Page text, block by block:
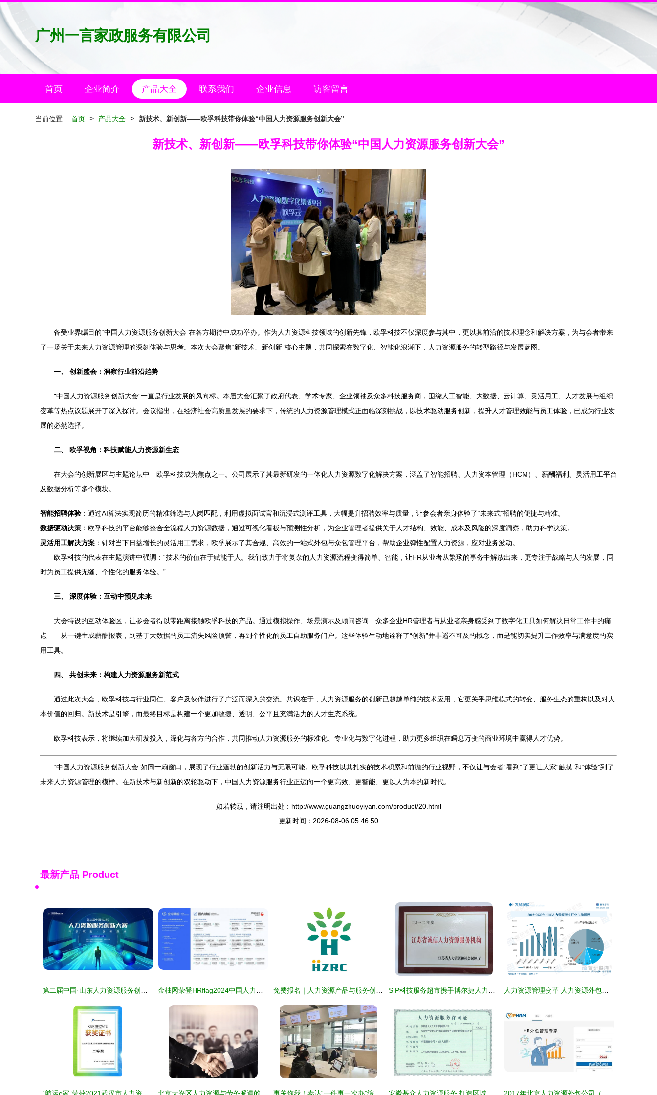
广州一言家政服务有限公司
首页 企业简介 产品大全 联系我们 企业信息 访客留言
当前位置： 首页 > 产品大全 > 新技术、新创新——欧孚科技带你体验“中国人力资源服务创新大会”
新技术、新创新——欧孚科技带你体验“中国人力资源服务创新大会”
备受业界瞩目的“中国人力资源服务创新大会”在各方期待中成功举办。作为人力资源科技领域的创新先锋，欧孚科技不仅深度参与其中，更以其前沿的技术理念和解决方案，为与会者带来
了一场关于未来人力资源管理的深刻体验与思考。本次大会聚焦“新技术、新创新”核心主题，共同探索在数字化、智能化浪潮下，人力资源服务的转型路径与发展蓝图。
一、 创新盛会：洞察行业前沿趋势
“中国人力资源服务创新大会”一直是行业发展的风向标。本届大会汇聚了政府代表、学术专家、企业领袖及众多科技服务商，围绕人工智能、大数据、云计算、灵活用工、人才发展与组织
变革等热点议题展开了深入探讨。会议指出，在经济社会高质量发展的要求下，传统的人力资源管理模式正面临深刻挑战，以技术驱动服务创新，提升人才管理效能与员工体验，已成为行业发
展的必然选择。
二、 欧孚视角：科技赋能人力资源新生态
在大会的创新展区与主题论坛中，欧孚科技成为焦点之一。公司展示了其最新研发的一体化人力资源数字化解决方案，涵盖了智能招聘、人力资本管理（HCM）、薪酬福利、灵活用工平台
及数据分析等多个模块。
智能招聘体验 ：通过AI算法实现简历的精准筛选与人岗匹配，利用虚拟面试官和沉浸式测评工具，大幅提升招聘效率与质量，让参会者亲身体验了“未来式”招聘的便捷与精准。
数据驱动决策 ：欧孚科技的平台能够整合全流程人力资源数据，通过可视化看板与预测性分析，为企业管理者提供关于人才结构、效能、成本及风险的深度洞察，助力科学决策。
灵活用工解决方案 ：针对当下日益增长的灵活用工需求，欧孚展示了其合规、高效的一站式外包与众包管理平台，帮助企业弹性配置人力资源，应对业务波动。
欧孚科技的代表在主题演讲中强调：“技术的价值在于赋能于人。我们致力于将复杂的人力资源流程变得简单、智能，让HR从业者从繁琐的事务中解放出来，更专注于战略与人的发展，同
时为员工提供无缝、个性化的服务体验。”
三、 深度体验：互动中预见未来
大会特设的互动体验区，让参会者得以零距离接触欧孚科技的产品。通过模拟操作、场景演示及顾问咨询，众多企业HR管理者与从业者亲身感受到了数字化工具如何解决日常工作中的痛
点——从一键生成薪酬报表，到基于大数据的员工流失风险预警，再到个性化的员工自助服务门户。这些体验生动地诠释了“创新”并非遥不可及的概念，而是能切实提升工作效率与满意度的实
用工具。
四、 共创未来：构建人力资源服务新范式
通过此次大会，欧孚科技与行业同仁、客户及伙伴进行了广泛而深入的交流。共识在于，人力资源服务的创新已超越单纯的技术应用，它更关乎思维模式的转变、服务生态的重构以及对人
本价值的回归。新技术是引擎，而最终目标是构建一个更加敏捷、透明、公平且充满活力的人才生态系统。
欧孚科技表示，将继续加大研发投入，深化与各方的合作，共同推动人力资源服务的标准化、专业化与数字化进程，助力更多组织在瞬息万变的商业环境中赢得人才优势。
“中国人力资源服务创新大会”如同一扇窗口，展现了行业蓬勃的创新活力与无限可能。欧孚科技以其扎实的技术积累和前瞻的行业视野，不仅让与会者“看到”了更让大家“触摸”和“体验”到了
未来人力资源管理的模样。在新技术与新创新的双轮驱动下，中国人力资源服务行业正迈向一个更高效、更智能、更以人为本的新时代。
如若转载，请注明出处：http://www.guangzhuoyiyan.com/product/20.html
更新时间：2026-08-06 05:46:50
最新产品 Product